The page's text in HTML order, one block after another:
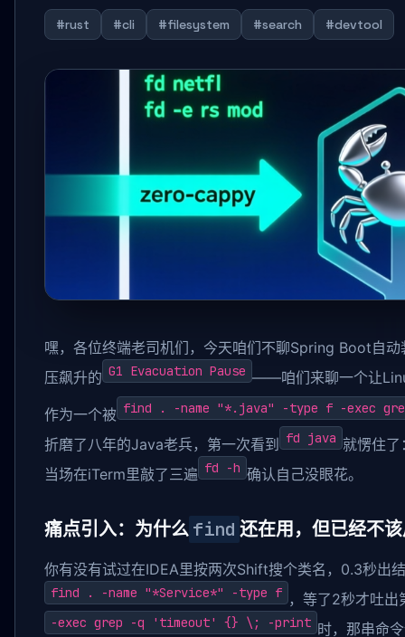
#rust #cli #filesystem #search #devtool
嘿，各位终端老司机们，今天咱们不聊Spring Boot自
压飙升的 G1 Evacuation Pause ——咱们来聊一个让
作为一个被 find . -name "*.java" -type f -exec
折磨了八年的Java老兵，第一次看到 fd java 就愣住
当场在iTerm里敲了三遍 fd -h 确认自己没眼花。
痛点引入：为什么 find 还在用，但已经不
你有没有试过在IDEA里按两次Shift搜个类名，0.3秒出
find . -name "*Service*" -type f ，等了2秒才吐
-exec grep -q 'timeout' {} \; -print 时，那串命